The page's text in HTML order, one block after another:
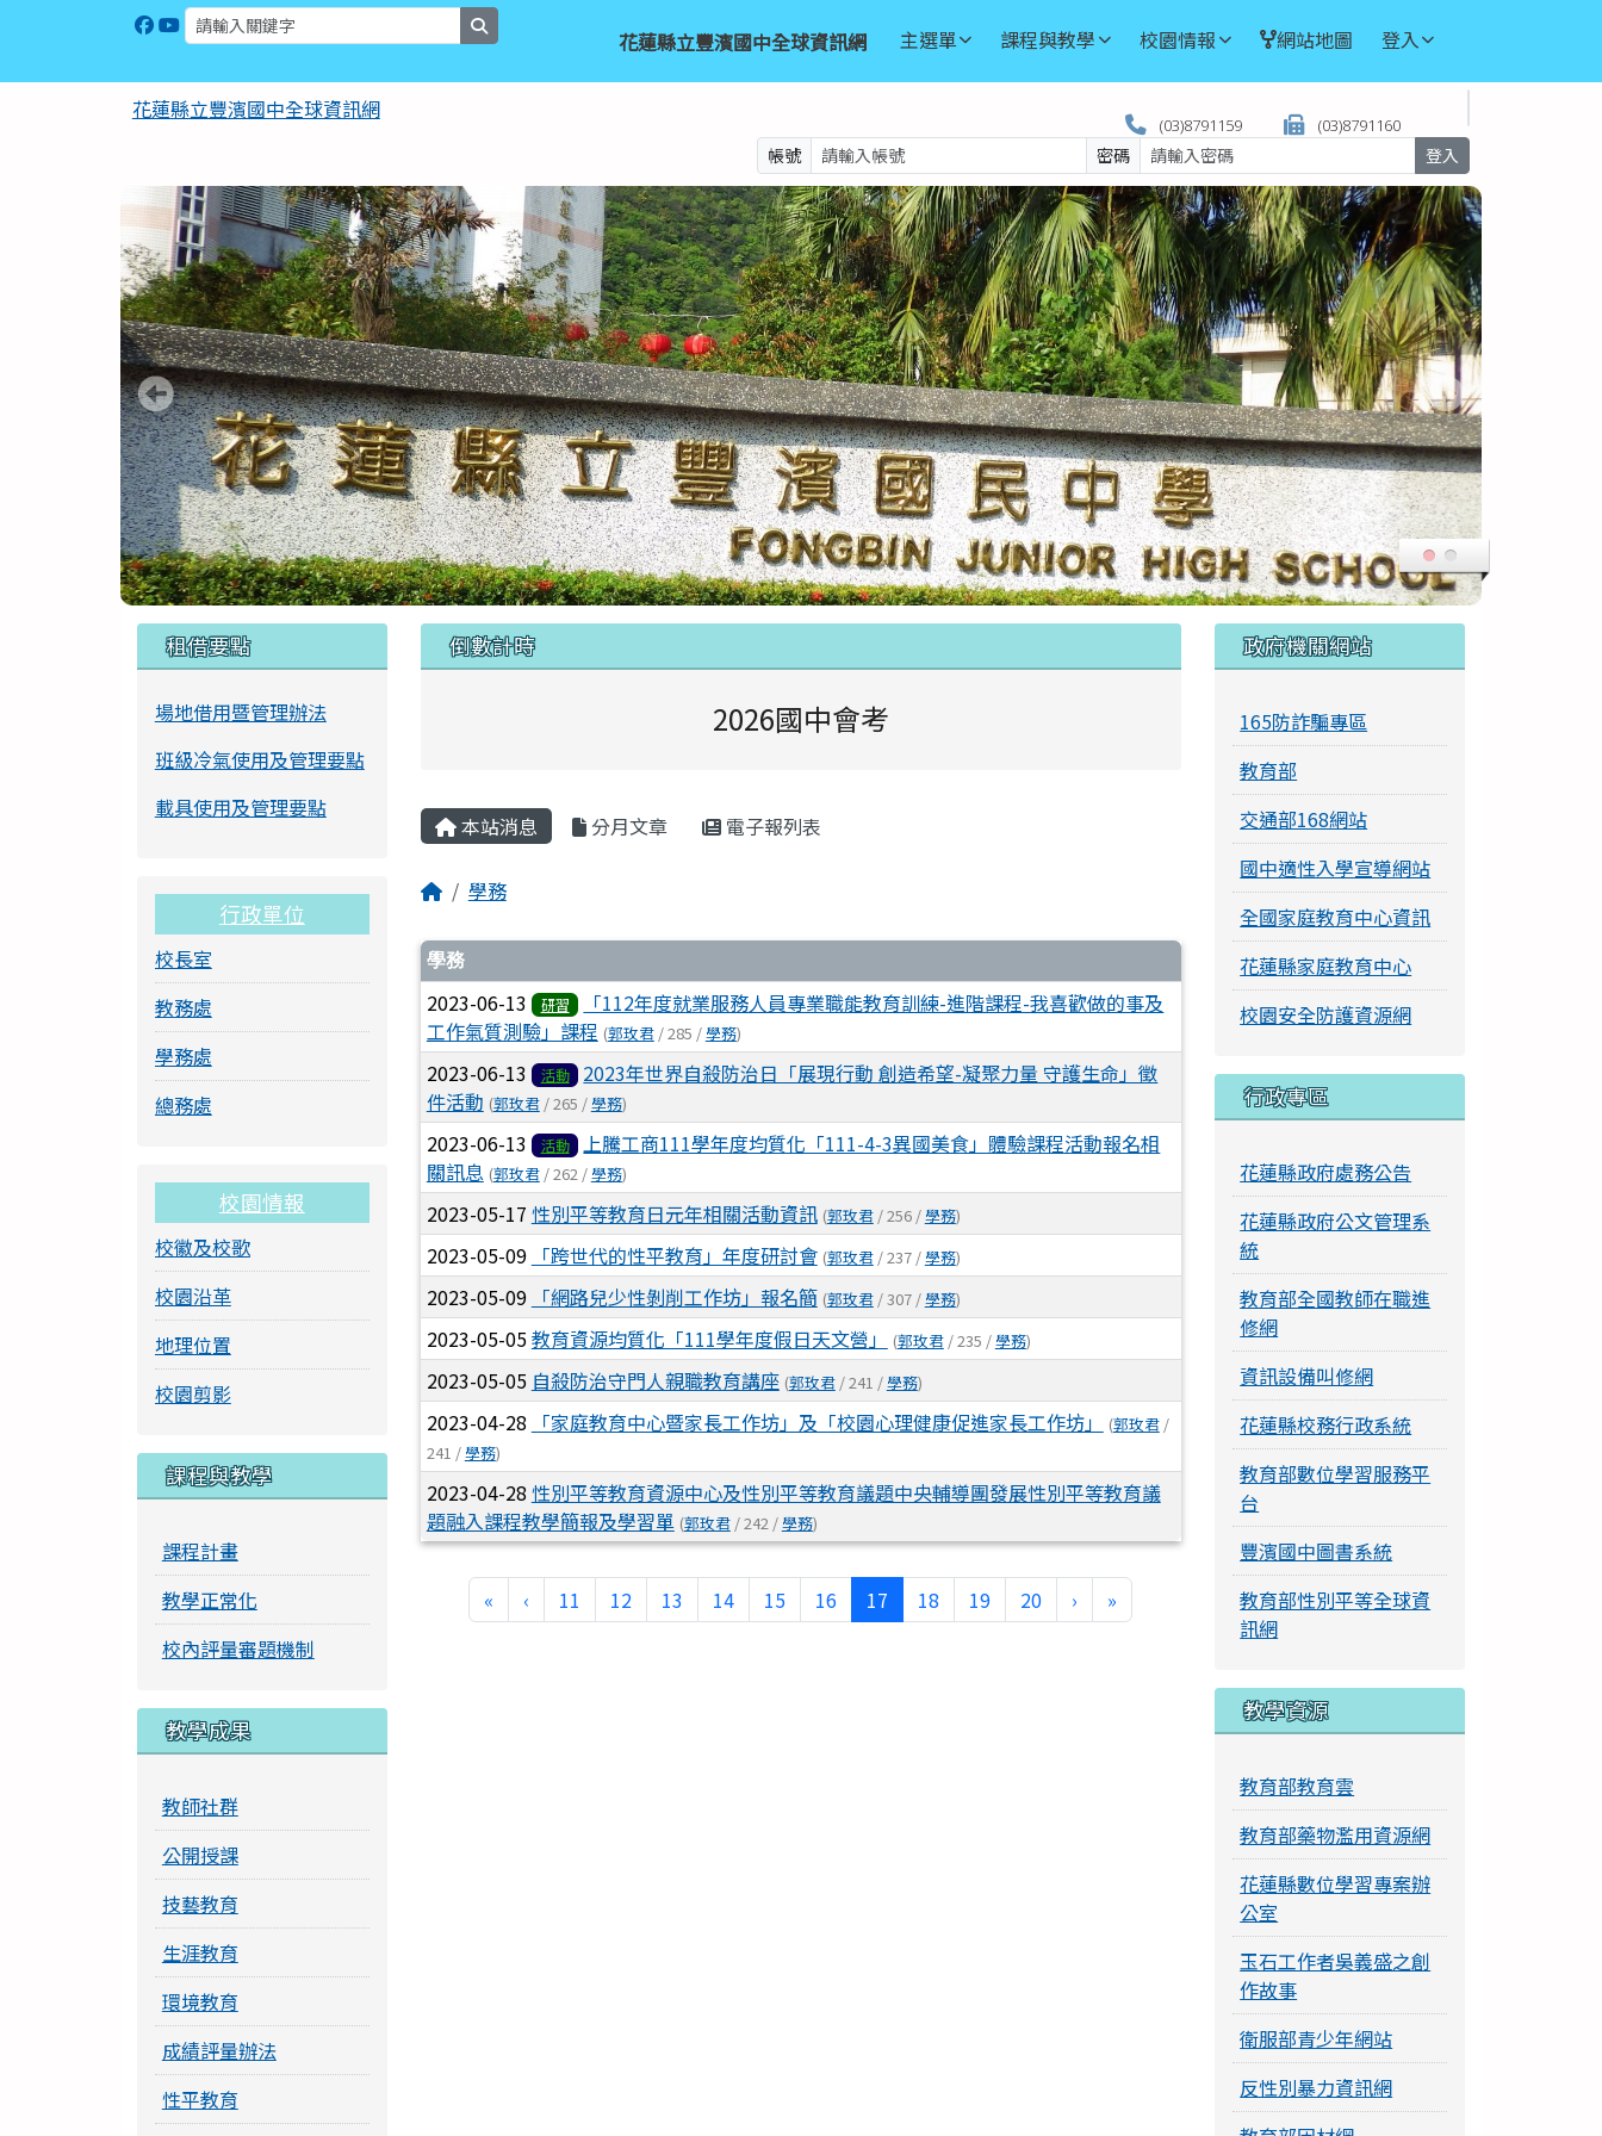
花蓮縣立豐濱國中全球資訊網
search
花蓮縣立豐濱國中全球資訊網 主選單 課程與教學 校園情報 網站地圖 登入
花蓮縣立豐濱國中全球資訊網
(03)8791159 (03)8791160
帳號 密碼 登入
左邊區域內容
租借要點
場地借用暨管理辦法
班級冷氣使用及管理要點
載具使用及管理要點
行政單位
校長室
教務處
學務處
總務處
校園情報
校徽及校歌
校園沿革
地理位置
校園剪影
課程與教學
課程計畫
教學正常化
校內評量審題機制
教學成果
教師社群
公開授課
技藝教育
生涯教育
環境教育
成績評量辦法
性平教育
上中區域內容
倒數計時
2026國中會考
主內容區域
本站消息 分月文章 電子報列表
回首頁
學務
文章列表
學務
2023-06-13 研習
「112年度就業服務人員專業職能教育訓練-進階課程-我喜歡做的事及
工作氣質測驗」課程 (郭玫君/ 285 /學務)
2023-06-13 活動
2023年世界自殺防治日「展現行動 創造希望-凝聚力量 守護生命」徵
件活動 (郭玫君/ 265 /學務)
2023-06-13 活動
上騰工商111學年度均質化「111-4-3異國美食」體驗課程活動報名相
關訊息 (郭玫君/ 262 /學務)
2023-05-17 性別平等教育日元年相關活動資訊 (郭玫君/ 256 /學務)
2023-05-09 「跨世代的性平教育」年度研討會 (郭玫君/ 237 /學務)
2023-05-09 「網路兒少性剝削工作坊」報名簡 (郭玫君/ 307 /學務)
2023-05-05教育資源均質化「111學年度假日天文營」 (郭玫君/ 235 /學務)
2023-05-05 自殺防治守門人親職教育講座 (郭玫君/ 241 /學務)
2023-04-28 「家庭教育中心暨家長工作坊」及「校園心理健康促進家長工作坊」 (郭玫君/
241 /學務)
2023-04-28 性別平等教育資源中心及性別平等教育議題中央輔導團發展性別平等教育議
題融入課程教學簡報及學習單 (郭玫君/ 242 /學務)
« 第一頁
‹ 上一頁
11 12 13 14 15 16 17 (目前頁次)
18 19 20 › 下一頁
»
右邊區域內容
政府機關網站
165防詐騙專區
教育部
交通部168網站
國中適性入學宣導網站
全國家庭教育中心資訊
花蓮縣家庭教育中心
校園安全防護資源網
行政專區
花蓮縣政府處務公告
花蓮縣政府公文管理系
統
教育部全國教師在職進
修網
資訊設備叫修網
花蓮縣校務行政系統
教育部數位學習服務平
台
豐濱國中圖書系統
教育部性別平等全球資
訊網
教學資源
教育部教育雲
教育部藥物濫用資源網
花蓮縣數位學習專案辦
公室
玉石工作者吳義盛之創
作故事
衛服部青少年網站
反性別暴力資訊網
頁尾區域